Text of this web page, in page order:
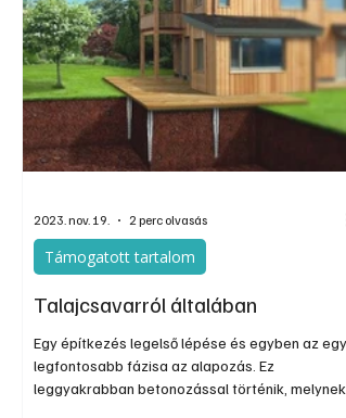
Talajcsavarról általában
Egy építkezés legelső lépése és egyben az
legfontosabb fázisa az alapozás. Ez
leggyakrabban betonozással történik, melynek
Támogatott tartalom
2023. nov. 19. 2 perc olvasás